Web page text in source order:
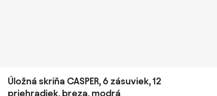
Úložná skriňa CASPER, 6 zásuviek, 12
priehradiek, breza, modrá